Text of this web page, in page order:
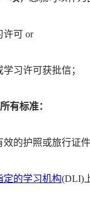
许可 or
习许可获批信；
有标准：
的护照或旅行证件
定的学习机构(DLI)